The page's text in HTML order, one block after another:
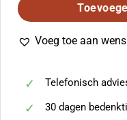
Voeg toe aan
Telefonisch
30 dagen